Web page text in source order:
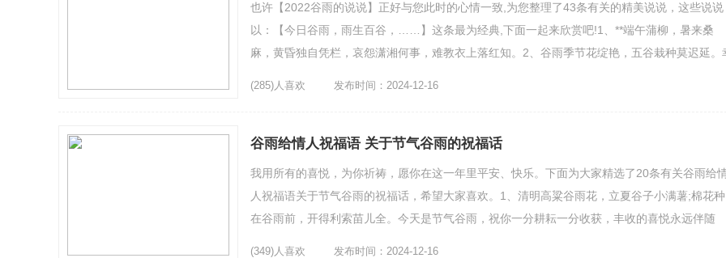
也许【2022谷雨的说说】正好与您此时的心情一致,为您整理了43条有关的精美说说，这些说说
以：【今日谷雨，雨生百谷，……】这条最为经典,下面一起来欣赏吧!1、**端午蒲柳，暑来桑
麻，黄昏独自凭栏，哀怨潇湘何事，难教衣上落红知。2、谷雨季节花绽艳，五谷栽种莫迟延。
(285)人喜欢 发布时间：2024-12-16
谷雨给情人祝福语 关于节气谷雨的祝福话
我用所有的喜悦，为你祈祷，愿你在这一年里平安、快乐。下面为大家精选了20条有关谷雨给
人祝福语关于节气谷雨的祝福话，希望大家喜欢。1、清明高粱谷雨花，立夏谷子小满薯;棉花种
在谷雨前，开得利索苗儿全。今天是节气谷雨，祝你一分耕耘一分收获，丰收的喜悦永远伴随
(349)人喜欢 发布时间：2024-12-16